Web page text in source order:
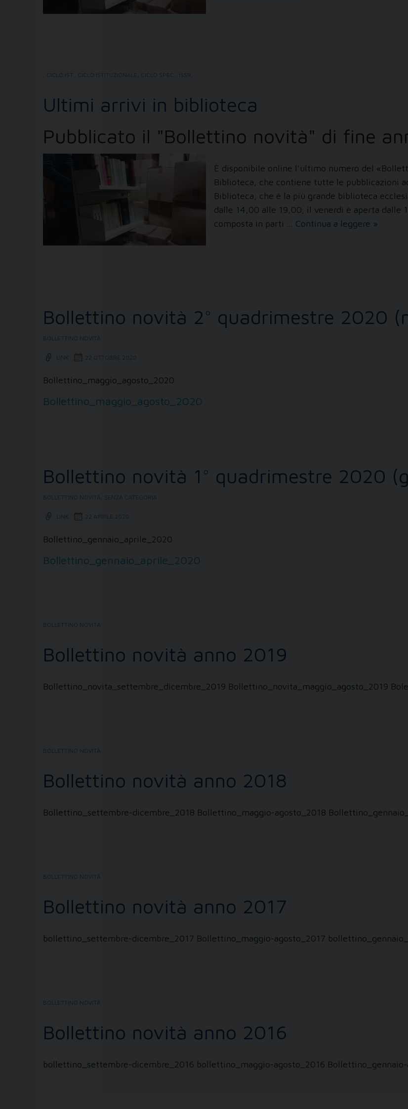
CICLO IST. CICLO ISTITUZIONALE ISSR
Ultimi arrivi in biblioteca
Pubblicato il "Bollettino novità" di fine
È disponibile online l’ultimo numero del
Biblioteca, che contiene tutte le pubblicazioni
Biblioteca, che è la più grande biblioteca
dalle 14,00 alle 19,00; il venerdì è aperta dalle
composta in parti … Continua a leggere Ultimi
»
Bollettino novità 2° quadrimestre 2020
BOLLETTINO NOVITÀ
LINK 22 OTTOBRE 2020
Bollettino_maggio_agosto_2020
Bollettino_maggio_agosto_2020
Bollettino novità 1° quadrimestre 2020
BOLLETTINO NOVITÀ SENZA CATEGORIA
LINK 22 APRILE 2020
Bollettino_gennaio_aprile_2020
Bollettino_gennaio_aprile_2020
BOLLETTINO NOVITÀ
Bollettino novità anno 2019
Bollettino_novita_settembre_dicembre_2019 Bollettino_novita_maggio_agosto_2019
BOLLETTINO NOVITÀ
Bollettino novità anno 2018
Bollettino_settembre-dicembre_2018 Bollettino_maggio-agosto_2018
BOLLETTINO NOVITÀ
Bollettino novità anno 2017
bollettino_settembre-dicembre_2017 Bollettino_maggio-agosto_2017
BOLLETTINO NOVITÀ
Bollettino novità anno 2016
bollettino_settembre-dicembre_2016 bollettino_maggio-agosto_2016